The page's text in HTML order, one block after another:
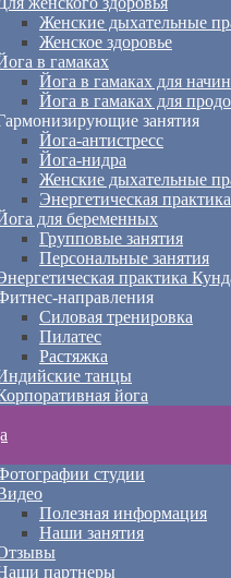
Женские дыхательные
Женское здоровье
в гамаках
Йога в гамаках для
Йога в гамаках для
занятия
Йога-антистресс
Йога-нидра
Женские дыхательные
Энергетическая
для беременных
Групповые занятия
Персональные занятия
практика
направления
Силовая тренировка
Пилатес
Растяжка
танцы
йога
студии
Полезная информация
Наши занятия
партнеры